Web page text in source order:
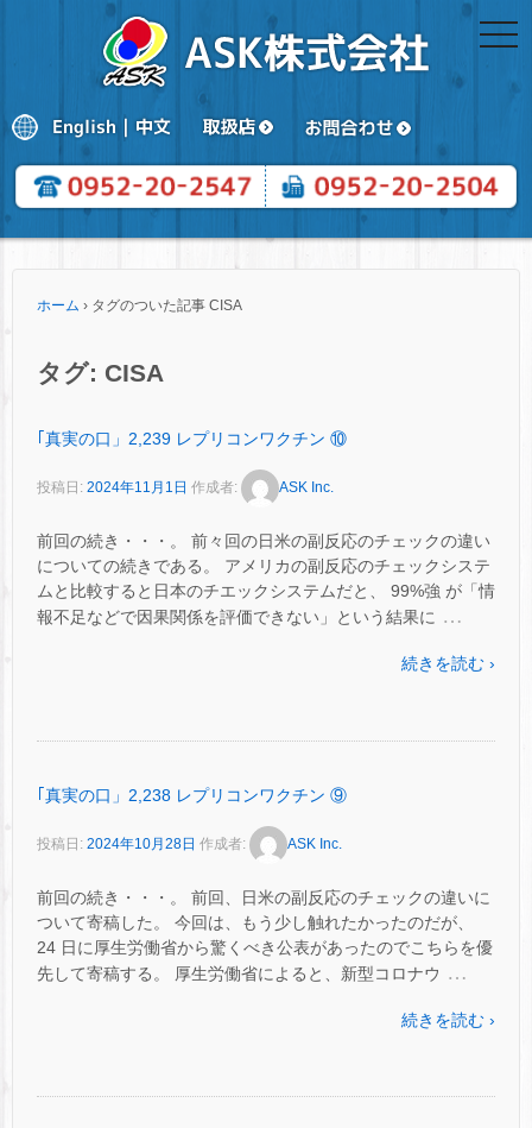
ホーム › タグのついた記事 CISA
タグ: CISA
｢真実の口」2,239 レプリコンワクチン ⑩
投稿日: 2024年11月1日 作成者: ASK Inc.
前回の続き・・・。 前々回の日米の副反応のチェックの違い
についての続きである。 アメリカの副反応のチェックシステ
ムと比較すると日本のチエックシステムだと、 99%強 が「情
報不足などで因果関係を評価できない」という結果に …
続きを読む ›
｢真実の口」2,238 レプリコンワクチン ⑨
投稿日: 2024年10月28日 作成者: ASK Inc.
前回の続き・・・。 前回、日米の副反応のチェックの違いに
ついて寄稿した。 今回は、もう少し触れたかったのだが、
24 日に厚生労働省から驚くべき公表があったのでこちらを優
先して寄稿する。 厚生労働省によると、新型コロナウ …
続きを読む ›